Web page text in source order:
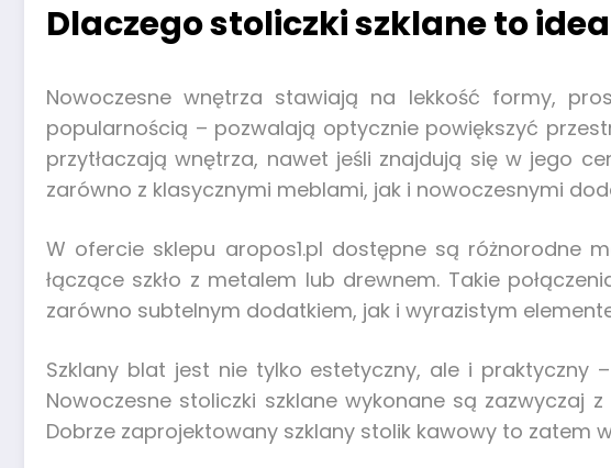
Dlaczego stoliczki szklane to
Nowoczesne wnętrza stawiają na lekkość formy,
popularnością – pozwalają optycznie powiększyć
przytłaczają wnętrza, nawet jeśli znajdują się w jego
zarówno z klasycznymi meblami, jak i nowoczesnymi
W ofercie sklepu aropos1.pl dostępne są różnorodne
łączące szkło z metalem lub drewnem. Takie
zarówno subtelnym dodatkiem, jak i wyrazistym
Szklany blat jest nie tylko estetyczny, ale i praktyczny
Nowoczesne stoliczki szklane wykonane są zazwyczaj
Dobrze zaprojektowany szklany stolik kawowy to zatem